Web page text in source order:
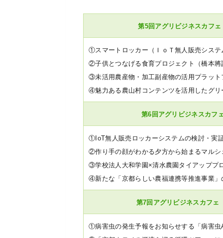
第5回アグリビジネスカフ
①スマートロッカー（ＩｏＴ無人販売シス
②子供とつなげる食育プロジェクト（橋本
③未活用農産物・加工副産物の活用プラッ
④魅力ある農山村コンテンツを活用したグ
第6回アグリビジネスカフ
①IoT無人販売ロッカーシステムの検討・実
②作り手の顔がわかる夕方から始まるマル
③学校法人大和学園×清水農園タイアッププ
④新たな「京都らしい農福連携等推進事業
第7回アグリビジネスカフェ
①病害虫の発生予報をお知らせする「病害